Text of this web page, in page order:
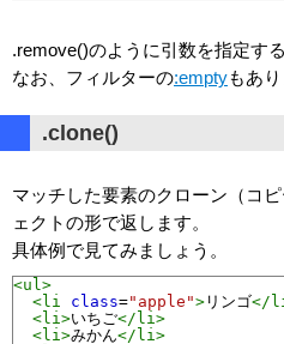
.remove()のように引数を指定す
なお、フィルターの:emptyもあり
.clone()
マッチした要素のクローン（コ
ェクトの形で返します。
具体例で見てみましょう。
<ul>
<li
class="apple"> リンゴ</
<li>いちご</li>
<li>みかん</li>